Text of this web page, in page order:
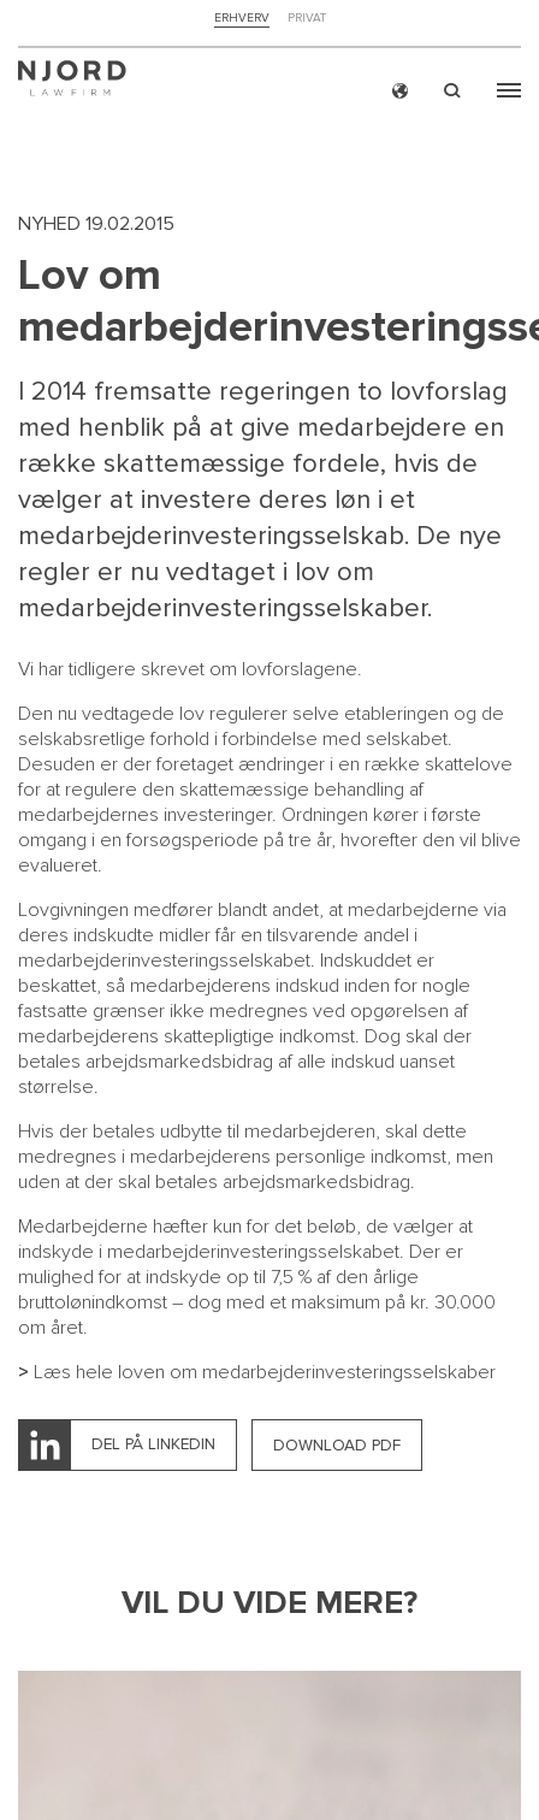
TOP
MENU
ERHVERV PRIVAT
MAIN
SMALL
NYHED 19.02.2015
Lov om
I 2014 fremsatte regeringen to lovforslag
med henblik på at give medarbejdere en
række skattemæssige fordele, hvis de
vælger at investere deres løn i et
medarbejderinvesteringsselskab. De nye
regler er nu vedtaget i lov om
medarbejderinvesteringsselskaber.
Vi har tidligere skrevet om lovforslagene.
Den nu vedtagede lov regulerer selve etableringen og de
selskabsretlige forhold i forbindelse med selskabet.
Desuden er der foretaget ændringer i en række skattelove
for at regulere den skattemæssige behandling af
medarbejdernes investeringer. Ordningen kører i første
omgang i en forsøgsperiode på tre år, hvorefter den vil blive
evalueret.
Lovgivningen medfører blandt andet, at medarbejderne via
deres indskudte midler får en tilsvarende andel i
medarbejderinvesteringsselskabet. Indskuddet er
beskattet, så medarbejderens indskud inden for nogle
fastsatte grænser ikke medregnes ved opgørelsen af
medarbejderens skattepligtige indkomst. Dog skal der
betales arbejdsmarkedsbidrag af alle indskud uanset
størrelse.
Hvis der betales udbytte til medarbejderen, skal dette
medregnes i medarbejderens personlige indkomst, men
uden at der skal betales arbejdsmarkedsbidrag.
Medarbejderne hæfter kun for det beløb, de vælger at
indskyde i medarbejderinvesteringsselskabet. Der er
mulighed for at indskyde op til 7,5 % af den årlige
bruttolønindkomst – dog med et maksimum på kr. 30.000
om året.
> Læs hele loven om medarbejderinvesteringsselskaber
DEL PÅ LINKEDIN DOWNLOAD PDF
VIL DU VIDE MERE?